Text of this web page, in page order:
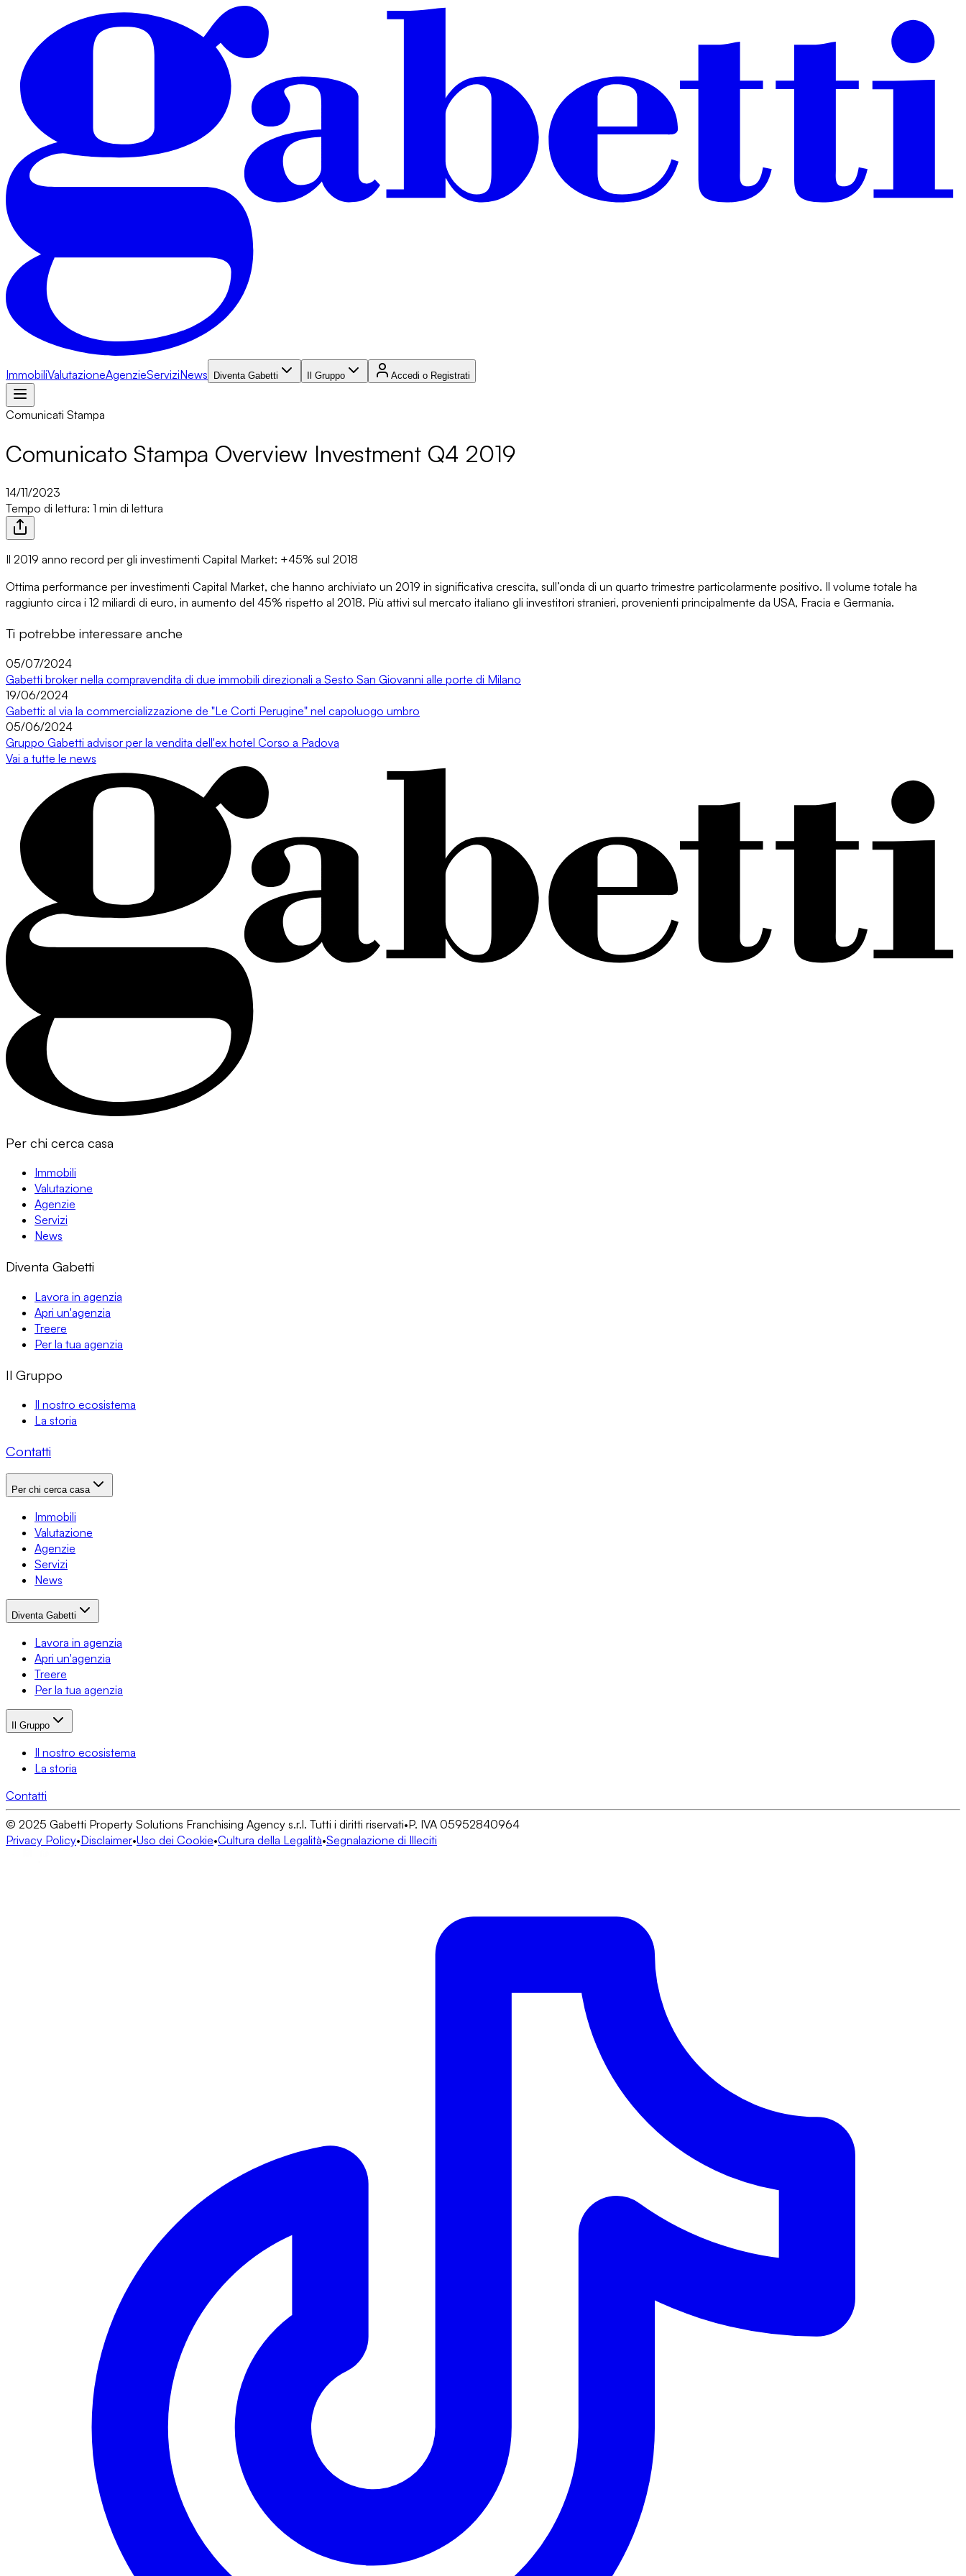
ImmobiliValutazioneAgenzieServiziNews Diventa Gabetti Il Gruppo Accedi o Registrati
Comunicati Stampa
Comunicato Stampa Overview Investment Q4 2019
14/11/2023
Tempo di lettura: 1 min di lettura
Il 2019 anno record per gli investimenti Capital Market: +45% sul 2018
Ottima performance per investimenti Capital Market, che hanno archiviato un 2019 in significativa crescita, sull’onda di un quarto trimestre particolarmente positivo. Il volume totale ha
raggiunto circa i 12 miliardi di euro, in aumento del 45% rispetto al 2018. Più attivi sul mercato italiano gli investitori stranieri, provenienti principalmente da USA, Fracia e Germania.
Ti potrebbe interessare anche
05/07/2024
Gabetti broker nella compravendita di due immobili direzionali a Sesto San Giovanni alle porte di Milano
19/06/2024
Gabetti: al via la commercializzazione de "Le Corti Perugine" nel capoluogo umbro
05/06/2024
Gruppo Gabetti advisor per la vendita dell'ex hotel Corso a Padova
Vai a tutte le news
Per chi cerca casa
Immobili
Valutazione
Agenzie
Servizi
News
Diventa Gabetti
Lavora in agenzia
Apri un'agenzia
Treere
Per la tua agenzia
Il Gruppo
Il nostro ecosistema
La storia
Contatti
Per chi cerca casa
Immobili
Valutazione
Agenzie
Servizi
News
Diventa Gabetti
Lavora in agenzia
Apri un'agenzia
Treere
Per la tua agenzia
Il Gruppo
Il nostro ecosistema
La storia
Contatti
© 2025 Gabetti Property Solutions Franchising Agency s.r.l. Tutti i diritti riservati•P. IVA 05952840964
Privacy Policy•Disclaimer•Uso dei Cookie•Cultura della Legalità•Segnalazione di Illeciti